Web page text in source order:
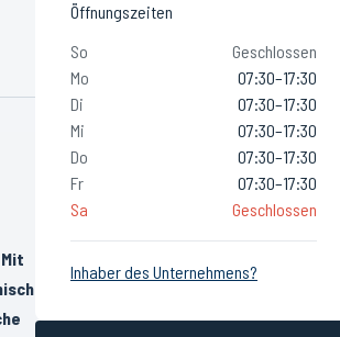
Öffnungszeiten
So
Geschlossen
Mo
07:30–17:30
Di
07:30–17:30
Mi
07:30–17:30
Do
07:30–17:30
Fr
07:30–17:30
Sa
Geschlossen
Inhaber des Unternehmens?